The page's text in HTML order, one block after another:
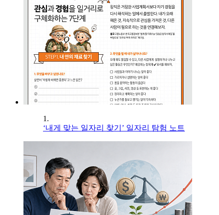
1.
‘내게 맞는 일자리 찾기’ 일자리 탐험 노트